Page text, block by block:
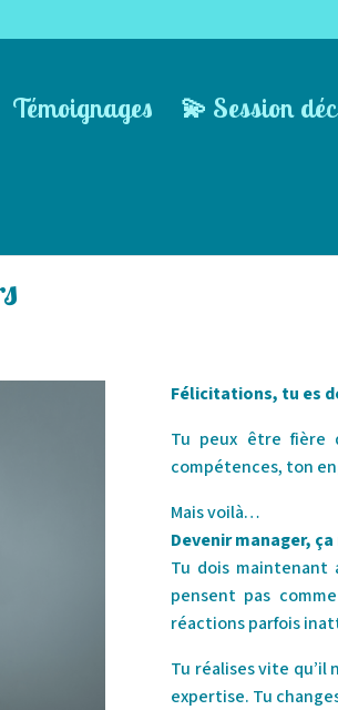
Témoignages 💫 Session
Félicitations, tu es
Tu peux être fière
compétences, ton
Mais voilà…
Devenir manager,
Tu dois maintenant
pensent pas
réactions parfois
Tu réalises vite
expertise. Tu